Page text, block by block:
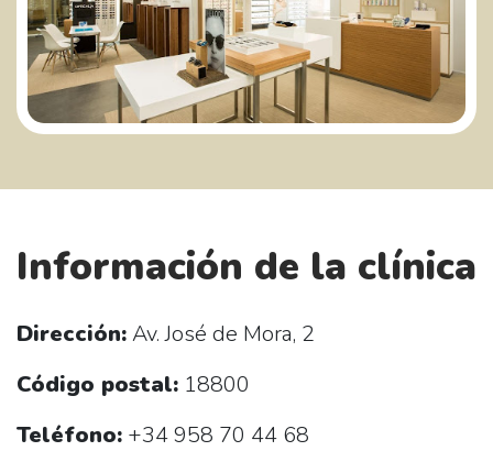
Información de la clínica
Dirección:Av. José de Mora, 2
Código postal: 18800
Teléfono: +34 958 70 44 68